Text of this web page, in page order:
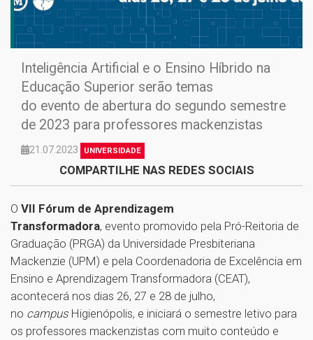
Inteligência Artificial e o Ensino Híbrido na
Educação Superior serão temas
do evento de abertura do segundo semestre
de 2023 para professores mackenzistas
21.07.2023 UNIVERSIDADE
COMPARTILHE NAS REDES SOCIAIS
O VII Fórum de Aprendizagem
Transformadora, evento promovido pela Pró-Reitoria de
Graduação (PRGA) da Universidade Presbiteriana
Mackenzie (UPM) e pela Coordenadoria de Excelência em
Ensino e Aprendizagem Transformadora (CEAT),
acontecerá nos dias 26, 27 e 28 de julho,
no campus Higienópolis, e iniciará o semestre letivo para
os professores mackenzistas com muito conteúdo e